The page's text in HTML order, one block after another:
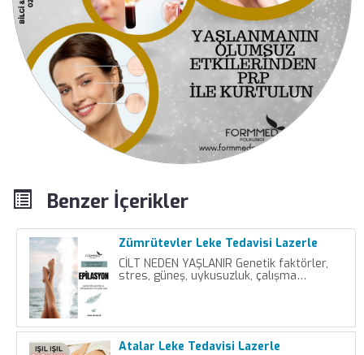
Benzer İçerikler
Zümrütevler Leke Tedavisi Lazerle
CİLT NEDEN YAŞLANIR Genetik faktörler,
stres, güneş, uykusuzluk, çalışma…
Atalar Leke Tedavisi Lazerle